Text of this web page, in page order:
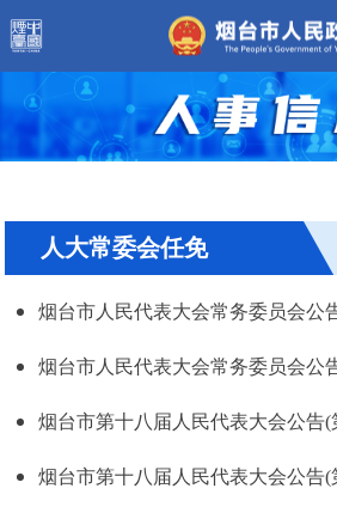
人大常委会任免
烟台市第十八届人民代表大会公告(
烟台市第十八届人民代表大会公告(